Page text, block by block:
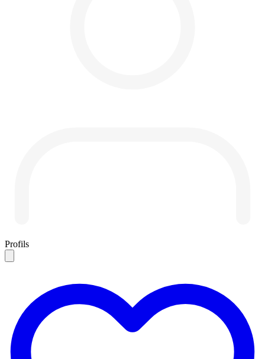
Profils